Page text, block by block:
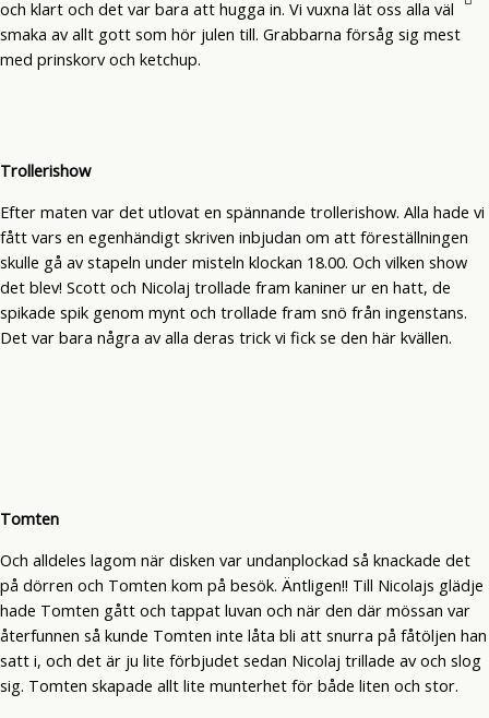
och klart och det var bara att hugga in. Vi vuxna lät oss alla väl
smaka av allt gott som hör julen till. Grabbarna försåg sig mest
med prinskorv och ketchup.
Trollerishow
Efter maten var det utlovat en spännande trollerishow. Alla hade vi
fått vars en egenhändigt skriven inbjudan om att föreställningen
skulle gå av stapeln under misteln klockan 18.00. Och vilken show
det blev! Scott och Nicolaj trollade fram kaniner ur en hatt, de
spikade spik genom mynt och trollade fram snö från ingenstans.
Det var bara några av alla deras trick vi fick se den här kvällen.
Tomten
Och alldeles lagom när disken var undanplockad så knackade det
på dörren och Tomten kom på besök. Äntligen!! Till Nicolajs glädje
hade Tomten gått och tappat luvan och när den där mössan var
återfunnen så kunde Tomten inte låta bli att snurra på fåtöljen han
satt i, och det är ju lite förbjudet sedan Nicolaj trillade av och slog
sig. Tomten skapade allt lite munterhet för både liten och stor.